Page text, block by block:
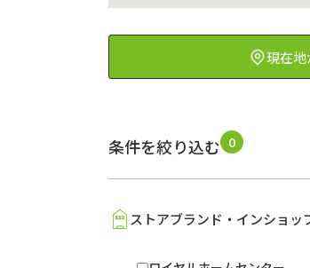
現在地
条件を絞り込む 0
ストアブランド・インショッ